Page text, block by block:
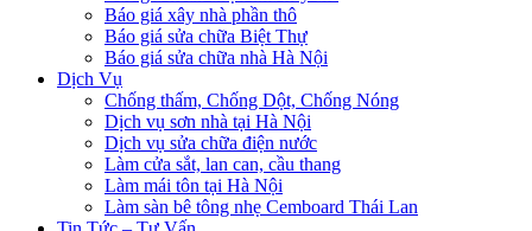
Báo giá xây nhà phần thô
Báo giá sửa chữa Biệt Thự
Báo giá sửa chữa nhà Hà Nội
Dịch Vụ
Chống thấm, Chống Dột, Chống Nóng
Dịch vụ sơn nhà tại Hà Nội
Dịch vụ sửa chữa điện nước
Làm cửa sắt, lan can, cầu thang
Làm mái tôn tại Hà Nội
Làm sàn bê tông nhẹ Cemboard Thái Lan